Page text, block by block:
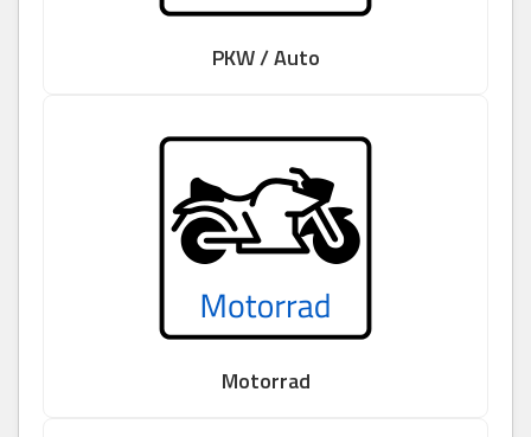
PKW / Auto
Motorrad